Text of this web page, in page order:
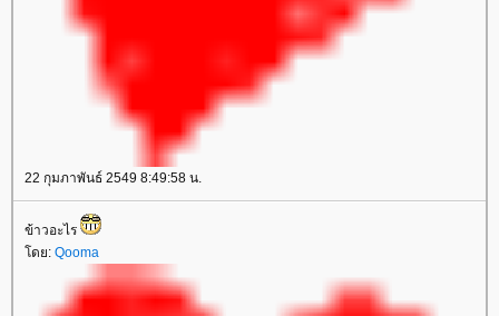
22 กุมภาพันธ์ 2549 8:49:58 น.
ข้าวอะไร
ดย: Qooma